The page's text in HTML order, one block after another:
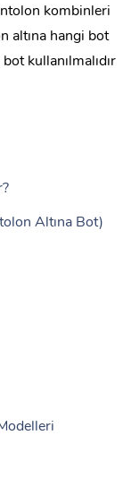
kombinleri
altına hangi bot
kullanılmalıdır
Altına Bot)